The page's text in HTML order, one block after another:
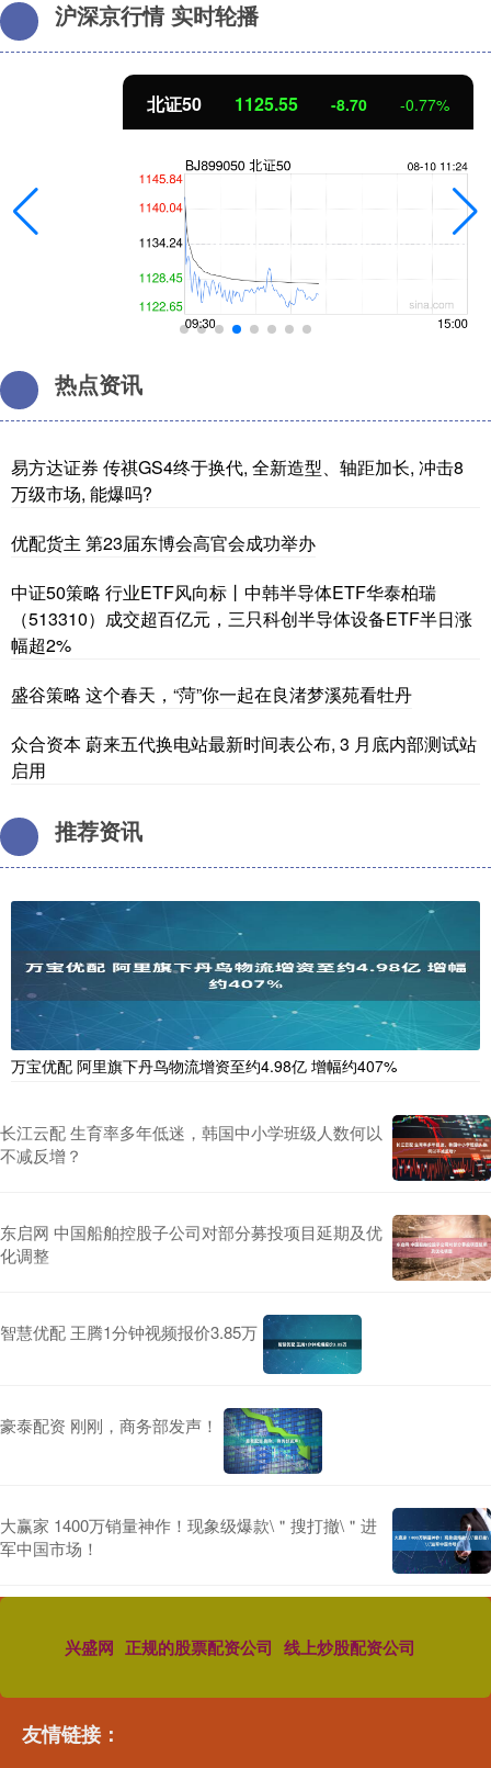
沪深京行情 实时轮播
北证50 1125.55 -8.70 -0.77%
热点资讯
易方达证券 传祺GS4终于换代, 全新造型、轴距加长, 冲击8
万级市场, 能爆吗?
优配货主 第23届东博会高官会成功举办
中证50策略 行业ETF风向标丨中韩半导体ETF华泰柏瑞
（513310）成交超百亿元，三只科创半导体设备ETF半日涨
幅超2%
盛谷策略 这个春天，“菏”你一起在良渚梦溪苑看牡丹
众合资本 蔚来五代换电站最新时间表公布, 3 月底内部测试站
启用
推荐资讯
万宝优配 阿里旗下丹鸟物流增资至约4.98亿 增幅约407%
长江云配 生育率多年低迷，韩国中小学班级人数何以
不减反增？
东启网 中国船舶控股子公司对部分募投项目延期及优
化调整
智慧优配 王腾1分钟视频报价3.85万
豪泰配资 刚刚，商务部发声！
大赢家 1400万销量神作！现象级爆款\＂搜打撤\＂进
军中国市场！
兴盛网 正规的股票配资公司 线上炒股配资公司
友情链接：